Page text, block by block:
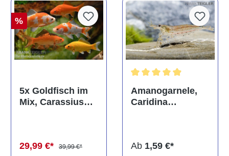
%
5x Goldfisch im
Mix, Carassius
29,99 €*
39,99 €*
Amanogarnele,
Caridina
Ab 1,59 €*